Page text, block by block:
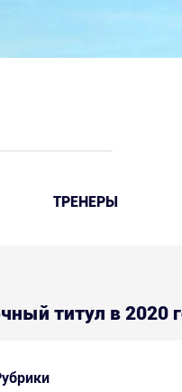
ТРЕНЕРЫ
титул в 2020